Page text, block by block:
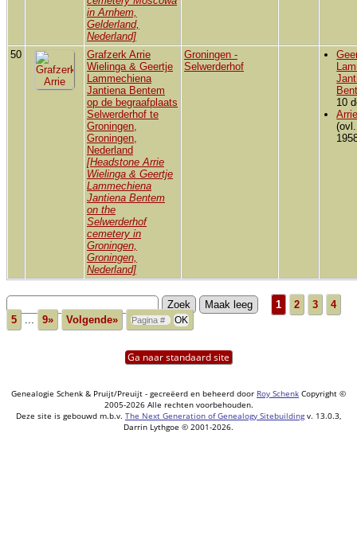
in Arnhem,
Gelderland,
Nederland]
50
Grafzerk Arrie
Wielinga & Geertje
Lammechiena
Jantiena Bentem
op de begraafplaats
Selwerderhof te
Groningen,
Groningen,
Nederland
[Headstone Arrie
Wielinga & Geertje
Lammechiena
Jantiena Bentem
on the
Selwerderhof
cemetery in
Groningen,
Groningen,
Nederland]
Groningen -
Selwerderhof
10
1 2 3
4
5
... 9» Volgende»
Ga naar standaard site
Genealogie Schenk & Pruijt/Preuijt - gecreëerd en beheerd door Roy Schenk Copyright ©
2005-2026 Alle rechten voorbehouden.
Deze site is gebouwd m.b.v. The Next Generation of Genealogy Sitebuildingv. 13.0.3,
Darrin Lythgoe © 2001-2026.